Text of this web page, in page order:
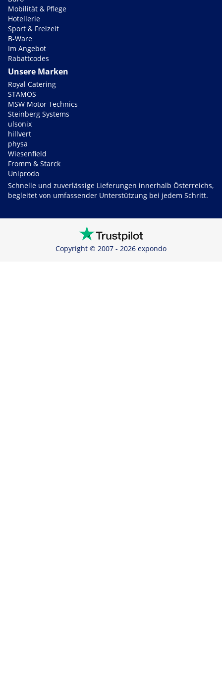
Mobilität & Pflege
Hotellerie
Sport & Freizeit
B-Ware
Im Angebot
Rabattcodes
Unsere Marken
Royal Catering
STAMOS
MSW Motor Technics
Steinberg Systems
ulsonix
hillvert
physa
Wiesenfield
Fromm & Starck
Uniprodo
Schnelle und zuverlässige Lieferungen innerhalb Österreichs,
begleitet von umfassender Unterstützung bei jedem Schritt.
Copyright © 2007 - 2026 expondo